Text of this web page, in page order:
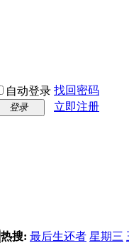
自动登录 找回密码
登录
立即注册
热搜: 最后生还者 星期三